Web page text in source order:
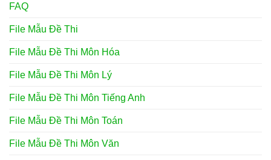
FAQ
File Mẫu Đề Thi
File Mẫu Đề Thi Môn Hóa
File Mẫu Đề Thi Môn Lý
File Mẫu Đề Thi Môn Tiếng Anh
File Mẫu Đề Thi Môn Toán
File Mẫu Đề Thi Môn Văn